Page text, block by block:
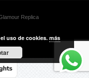
Replica
uso de cookies.más